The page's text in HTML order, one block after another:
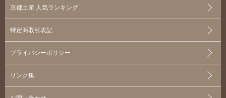
京都土産 人気ランキング
特定商取引表記
プライバシーポリシー
リンク集